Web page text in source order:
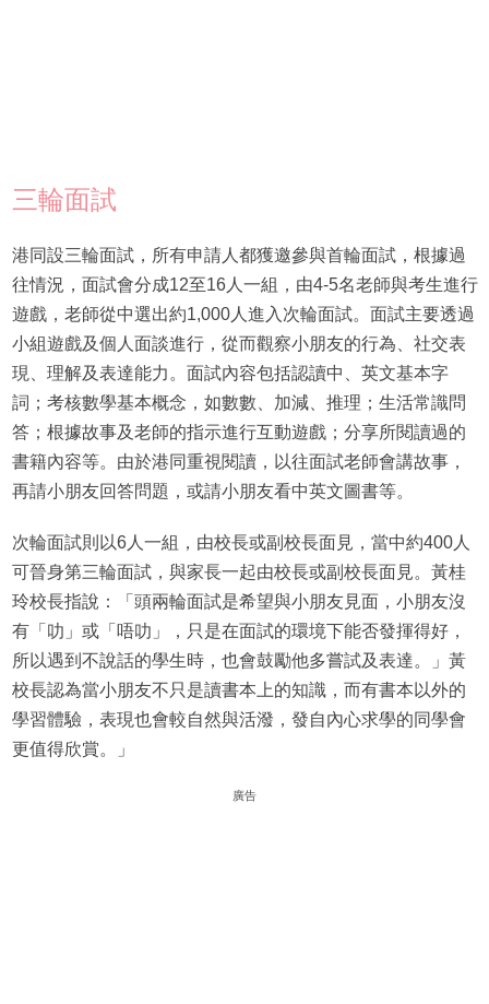
三輪面試
港同設三輪面試，所有申請人都獲邀參與首輪面試，根據過
往情況，面試會分成12至16人一組，由4-5名老師與考生進行
遊戲，老師從中選出約1,000人進入次輪面試。面試主要透過
小組遊戲及個人面談進行，從而觀察小朋友的行為、社交表
現、理解及表達能力。面試內容包括認讀中、英文基本字
詞；考核數學基本概念，如數數、加減、推理；生活常識問
答；根據故事及老師的指示進行互動遊戲；分享所閱讀過的
書籍內容等。由於港同重視閱讀，以往面試老師會講故事，
再請小朋友回答問題，或請小朋友看中英文圖書等。
次輪面試則以6人一組，由校長或副校長面見，當中約400人
可晉身第三輪面試，與家長一起由校長或副校長面見。黃桂
玲校長指說：「頭兩輪面試是希望與小朋友見面，小朋友沒
有「叻」或「唔叻」，只是在面試的環境下能否發揮得好，
所以遇到不說話的學生時，也會鼓勵他多嘗試及表達。」黃
校長認為當小朋友不只是讀書本上的知識，而有書本以外的
學習體驗，表現也會較自然與活潑，發自內心求學的同學會
更值得欣賞。」
廣告